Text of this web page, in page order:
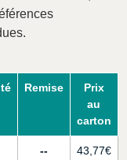
Remise
Prix
au
carton
- 43,77€